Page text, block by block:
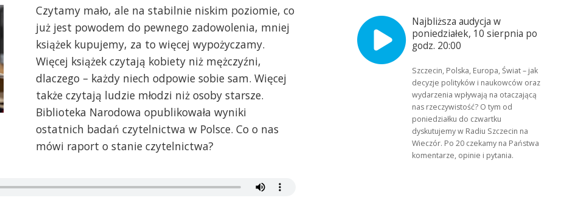
Czytamy mało, ale na stabilnie niskim poziomie, co
już jest powodem do pewnego zadowolenia, mniej
książek kupujemy, za to więcej wypożyczamy.
Więcej książek czytają kobiety niż mężczyźni,
dlaczego – każdy niech odpowie sobie sam. Więcej
także czytają ludzie młodzi niż osoby starsze.
Biblioteka Narodowa opublikowała wyniki
ostatnich badań czytelnictwa w Polsce. Co o nas
mówi raport o stanie czytelnictwa?
Najbliższa audycja w
poniedziałek, 10 sierpnia po
godz. 20:00
Szczecin, Polska, Europa, Świat – jak
decyzje polityków i naukowców oraz
wydarzenia wpływają na otaczającą
nas rzeczywistość? O tym od
poniedziałku do czwartku
dyskutujemy w Radiu Szczecin na
Wieczór. Po 20 czekamy na Państwa
komentarze, opinie i pytania.